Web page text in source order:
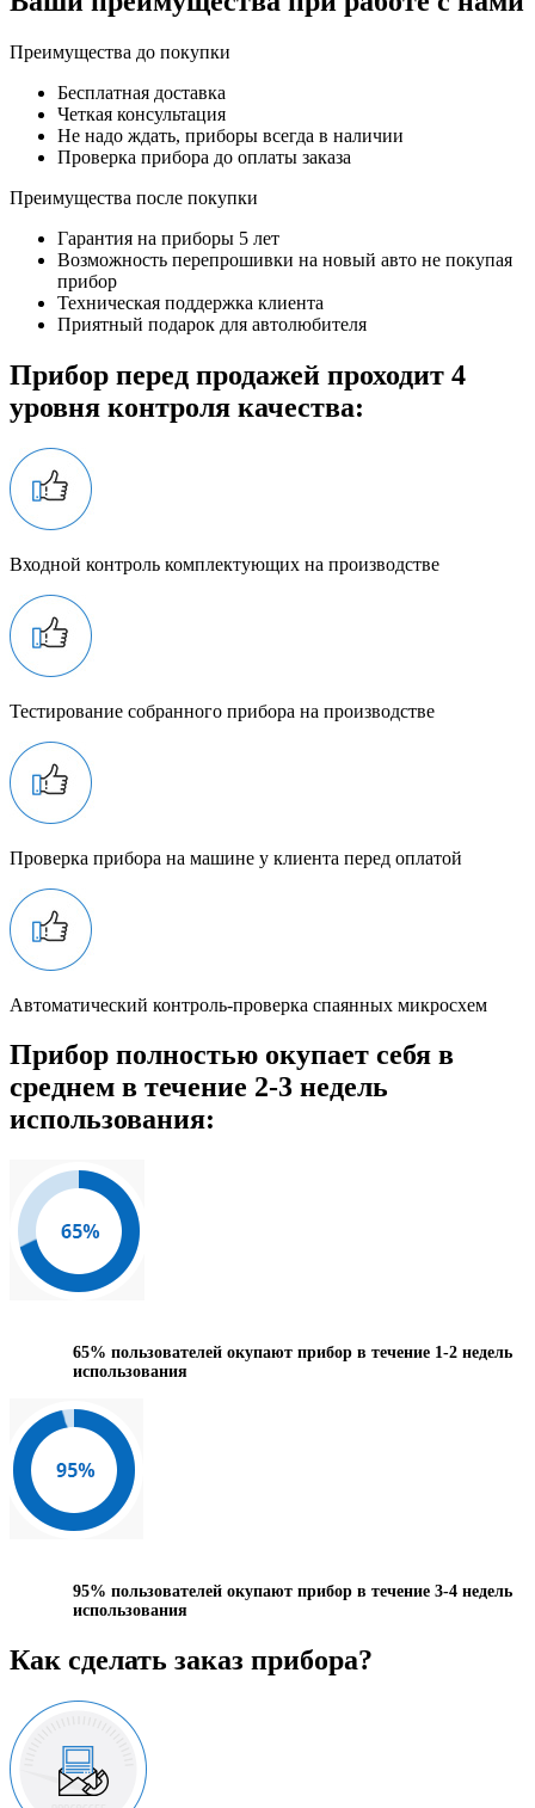
Преимущества до покупки
Бесплатная доставка
Четкая консультация
Не надо ждать, приборы всегда в наличии
Проверка прибора до оплаты заказа
Преимущества после покупки
Гарантия на приборы 5 лет
Возможность перепрошивки на новый авто не покупая
прибор
Техническая поддержка клиента
Приятный подарок для автолюбителя
Прибор перед продажей проходит 4
уровня контроля качества:
Входной контроль комплектующих на производстве
Тестирование собранного прибора на производстве
Проверка прибора на машине у клиента перед оплатой
Автоматический контроль-проверка спаянных микросхем
Прибор полностью окупает себя в
среднем в течение 2-3 недель
использования:
65% пользователей окупают прибор в течение 1-2 недель
использования
95% пользователей окупают прибор в течение 3-4 недель
использования
Как сделать заказ прибора?